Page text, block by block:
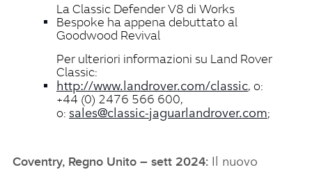
La Classic Defender V8 di Works
Bespoke ha appena debuttato al
Goodwood Revival
Per ulteriori informazioni su Land Rover
Classic:
http://www.landrover.com/classic, o:
+44 (0) 2476 566 600,
o: sales@classic‑jaguarlandrover.com;
Coventry, Regno Unito – sett 2024: Il nuovo